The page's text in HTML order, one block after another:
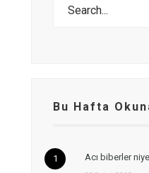
Bu Hafta
Acı biberler